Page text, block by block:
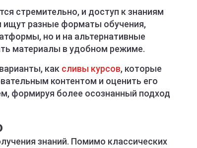
стремительно, и доступ к знаниям
ищут разные форматы обучения,
но и на альтернативные
материалы в удобном режиме.
как сливы курсов, которые
контентом и оценить его
формируя более осознанный подход
знаний. Помимо классических